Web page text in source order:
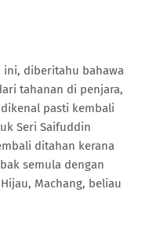
ini, diberitahu bahawa
tahanan di penjara,
pasti kembali
Seri Saifuddin
ditahan kerana
semula dengan
Machang, beliau